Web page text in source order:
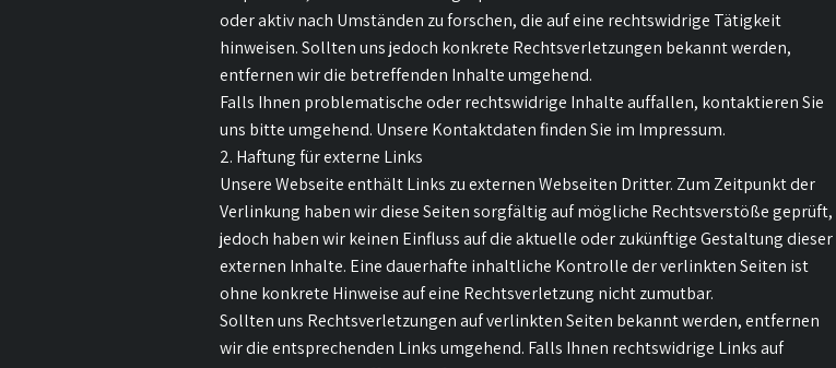
oder aktiv nach Umständen zu forschen, die auf eine rechtswidrige Tätigkeit
hinweisen. Sollten uns jedoch konkrete Rechtsverletzungen bekannt werden,
entfernen wir die betreffenden Inhalte umgehend.
Falls Ihnen problematische oder rechtswidrige Inhalte auffallen, kontaktieren Sie
uns bitte umgehend. Unsere Kontaktdaten finden Sie im Impressum.
2. Haftung für externe Links
Unsere Webseite enthält Links zu externen Webseiten Dritter. Zum Zeitpunkt der
Verlinkung haben wir diese Seiten sorgfältig auf mögliche Rechtsverstöße geprüft,
jedoch haben wir keinen Einfluss auf die aktuelle oder zukünftige Gestaltung dieser
externen Inhalte. Eine dauerhafte inhaltliche Kontrolle der verlinkten Seiten ist
ohne konkrete Hinweise auf eine Rechtsverletzung nicht zumutbar.
Sollten uns Rechtsverletzungen auf verlinkten Seiten bekannt werden, entfernen
wir die entsprechenden Links umgehend. Falls Ihnen rechtswidrige Links auf